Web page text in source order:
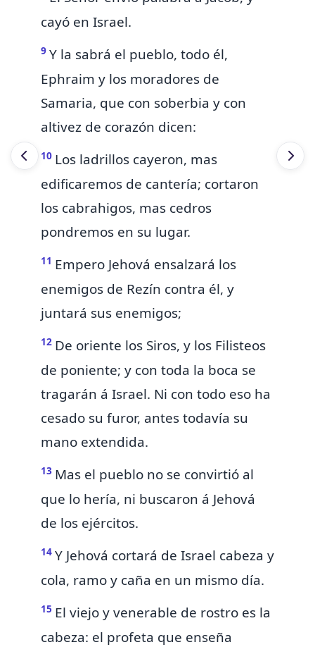
cayó en Israel.
9 Y la sabrá el pueblo, todo él,
Ephraim y los moradores de
Samaria, que con soberbia y con
altivez de corazón dicen:
10 Los ladrillos cayeron, mas
edificaremos de cantería; cortaron
los cabrahigos, mas cedros
pondremos en su lugar.
11 Empero Jehová ensalzará los
enemigos de Rezín contra él, y
juntará sus enemigos;
12 De oriente los Siros, y los Filisteos
de poniente; y con toda la boca se
tragarán á Israel. Ni con todo eso ha
cesado su furor, antes todavía su
mano extendida.
13 Mas el pueblo no se convirtió al
que lo hería, ni buscaron á Jehová
de los ejércitos.
14 Y Jehová cortará de Israel cabeza y
cola, ramo y caña en un mismo día.
15 El viejo y venerable de rostro es la
cabeza: el profeta que enseña